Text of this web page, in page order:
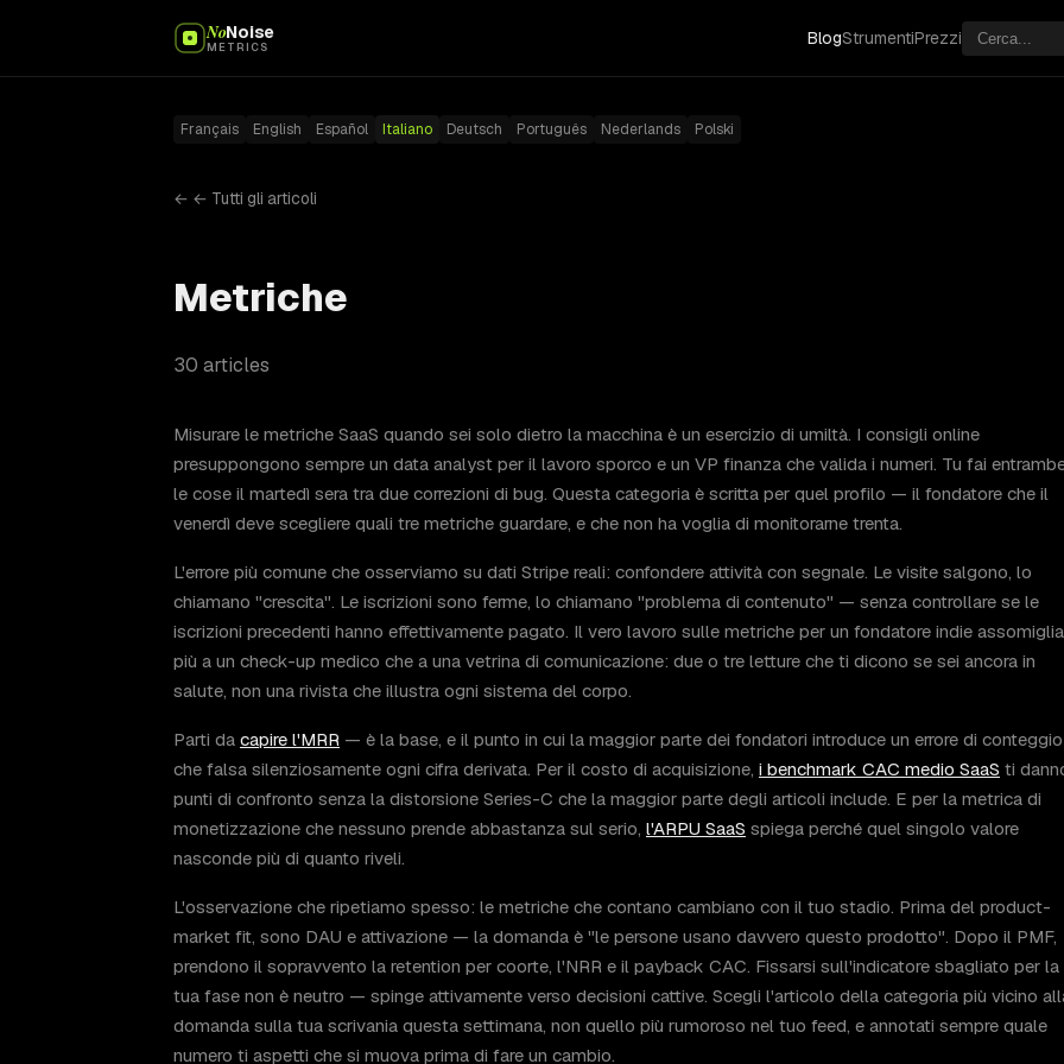
NoNoise
METRICS BlogStrumentiPrezzi
Français English Español Italiano Deutsch Português Nederlands Polski
← ← Tutti gli articoli
Metriche
30 articles
Misurare le metriche SaaS quando sei solo dietro la macchina è un esercizio di umiltà. I consigli online
presuppongono sempre un data analyst per il lavoro sporco e un VP finanza che valida i numeri. Tu fai
le cose il martedì sera tra due correzioni di bug. Questa categoria è scritta per quel profilo — il fondatore che il
venerdì deve scegliere quali tre metriche guardare, e che non ha voglia di monitorarne trenta.
L'errore più comune che osserviamo su dati Stripe reali: confondere attività con segnale. Le visite salgono, lo
chiamano "crescita". Le iscrizioni sono ferme, lo chiamano "problema di contenuto" — senza controllare se le
iscrizioni precedenti hanno effettivamente pagato. Il vero lavoro sulle metriche per un fondatore indie assomiglia
più a un check-up medico che a una vetrina di comunicazione: due o tre letture che ti dicono se sei ancora in
salute, non una rivista che illustra ogni sistema del corpo.
Parti da capire l'MRR — è la base, e il punto in cui la maggior parte dei fondatori introduce un errore di conteggio
che falsa silenziosamente ogni cifra derivata. Per il costo di acquisizione, i benchmark CAC medio SaaS ti
punti di confronto senza la distorsione Series-C che la maggior parte degli articoli include. E per la metrica di
monetizzazione che nessuno prende abbastanza sul serio, l'ARPU SaaS spiega perché quel singolo valore
nasconde più di quanto riveli.
L'osservazione che ripetiamo spesso: le metriche che contano cambiano con il tuo stadio. Prima del product-
market fit, sono DAU e attivazione — la domanda è "le persone usano davvero questo prodotto". Dopo il PMF,
prendono il sopravvento la retention per coorte, l'NRR e il payback CAC. Fissarsi sull'indicatore sbagliato per la
tua fase non è neutro — spinge attivamente verso decisioni cattive. Scegli l'articolo della categoria più vicino
domanda sulla tua scrivania questa settimana, non quello più rumoroso nel tuo feed, e annotati sempre quale
numero ti aspetti che si muova prima di fare un cambio.